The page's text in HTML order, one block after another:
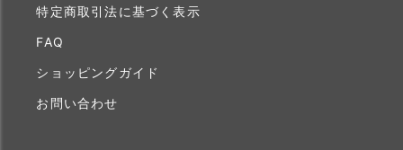
特定商取引法に基づく表示
FAQ
ショッピングガイド
お問い合わせ